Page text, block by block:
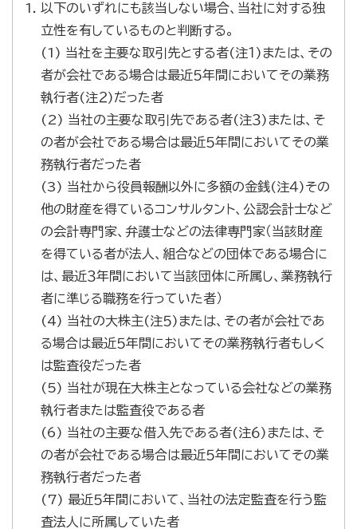
以下のいずれにも該当しない場合、当社に対する独
立性を有しているものと判断する。
(1) 当社を主要な取引先とする者(注１)または、その
者が会社である場合は最近５年間においてその業務
執行者(注２)だった者
(2) 当社の主要な取引先である者(注３)または、そ
の者が会社である場合は最近５年間においてその業
務執行者だった者
(3) 当社から役員報酬以外に多額の金銭(注４)その
他の財産を得ているコンサルタント、公認会計士など
の会計専門家、弁護士などの法律専門家（当該財産
を得ている者が法人、組合などの団体である場合に
は、最近３年間において当該団体に所属し、業務執行
者に準じる職務を行っていた者）
(4) 当社の大株主(注５)または、その者が会社であ
る場合は最近５年間においてその業務執行者もしく
は監査役だった者
(5) 当社が現在大株主となっている会社などの業務
執行者または監査役である者
(6) 当社の主要な借入先である者(注６)または、そ
の者が会社である場合は最近５年間においてその業
務執行者だった者
(7) 最近５年間において、当社の法定監査を行う監
査法人に所属していた者